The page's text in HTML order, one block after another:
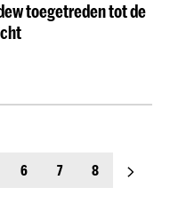
toegetreden tot de
6 7 8